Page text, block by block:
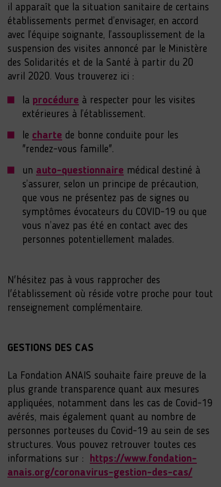
il apparaît que la situation sanitaire de certains
établissements permet d’envisager, en accord
avec l’équipe soignante, l’assouplissement de la
suspension des visites annoncé par le Ministère
des Solidarités et de la Santé à partir du 20
avril 2020. Vous trouverez ici :
la procédure à respecter pour les visites
extérieures à l’établissement.
le charte de bonne conduite pour les
"rendez-vous famille".
un auto-questionnaire médical destiné à
s’assurer, selon un principe de précaution,
que vous ne présentez pas de signes ou
symptômes évocateurs du COVID-19 ou que
vous n’avez pas été en contact avec des
personnes potentiellement malades.
N'hésitez pas à vous rapprocher des
l'établissement où réside votre proche pour tout
renseignement complémentaire.
GESTIONS DES CAS
La Fondation ANAIS souhaite faire preuve de la
plus grande transparence quant aux mesures
appliquées, notamment dans les cas de Covid-19
avérés, mais également quant au nombre de
personnes porteuses du Covid-19 au sein de ses
structures. Vous pouvez retrouver toutes ces
informations sur : https://www.fondation-
anais.org/coronavirus-gestion-des-cas/